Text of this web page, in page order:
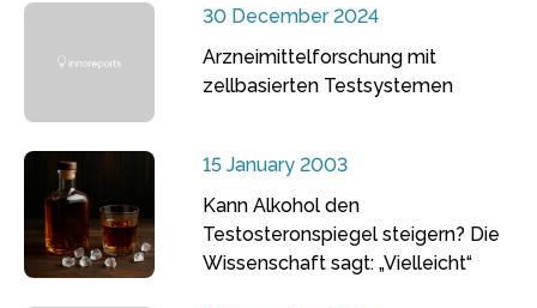
30 December 2024
Arzneimittelforschung mit
zellbasierten Testsystemen
15 January 2003
Kann Alkohol den
Testosteronspiegel steigern? Die
Wissenschaft sagt: „Vielleicht“